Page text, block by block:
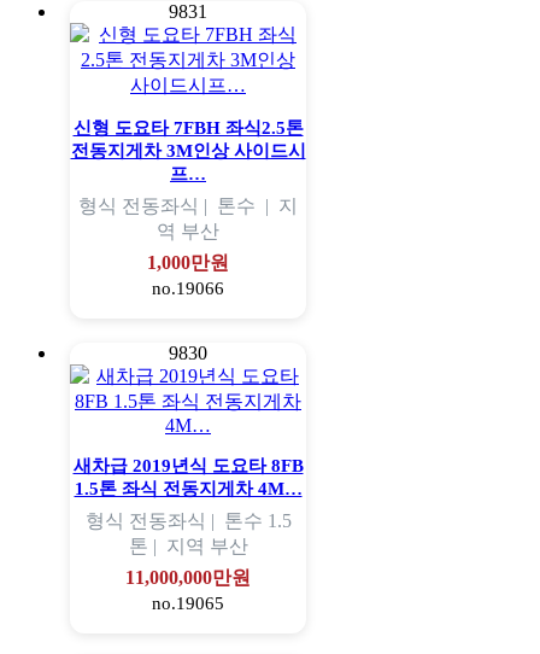
9831
신형 도요타 7FBH 좌식2.5톤
전동지게차 3M인상 사이드시
프…
형식 전동좌식 | 톤수 | 지
역 부산
1,000만원
no.19066
9830
새차급 2019년식 도요타 8FB
1.5톤 좌식 전동지게차 4M…
형식 전동좌식 | 톤수 1.5
톤 | 지역 부산
11,000,000만원
no.19065